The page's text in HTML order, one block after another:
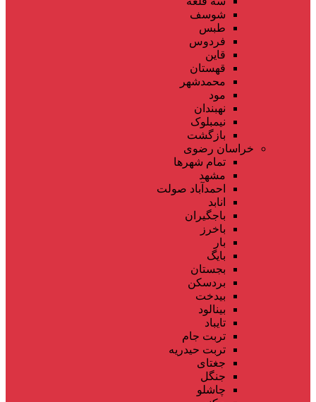
شوسف
طبس
فردوس
قاین
قهستان
محمدشهر
مود
نهبندان
نیمبلوک
بازگشت
خراسان رضوی
تمام شهر‌ها
مشهد
احمدآباد صولت
انابد
باجگیران
باخرز
بار
بایگ
بجستان
بردسکن
بیدخت
بینالود
تایباد
تربت جام
تربت حیدریه
جغتای
جنگل
چاشلو